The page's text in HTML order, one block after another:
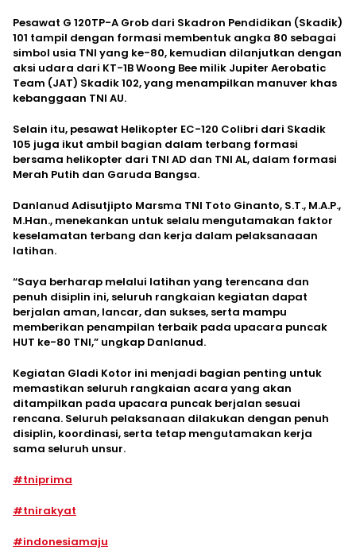
Pesawat G 120TP-A Grob dari Skadron Pendidikan (Skadik)
101 tampil dengan formasi membentuk angka 80 sebagai
simbol usia TNI yang ke-80, kemudian dilanjutkan dengan
aksi udara dari KT-1B Woong Bee milik Jupiter Aerobatic
Team (JAT) Skadik 102, yang menampilkan manuver khas
kebanggaan TNI AU.
Selain itu, pesawat Helikopter EC-120 Colibri dari Skadik
105 juga ikut ambil bagian dalam terbang formasi
bersama helikopter dari TNI AD dan TNI AL, dalam formasi
Merah Putih dan Garuda Bangsa.
Danlanud Adisutjipto Marsma TNI Toto Ginanto, S.T., M.A.P.,
M.Han., menekankan untuk selalu mengutamakan faktor
keselamatan terbang dan kerja dalam pelaksanaaan
latihan.
“Saya berharap melalui latihan yang terencana dan
penuh disiplin ini, seluruh rangkaian kegiatan dapat
berjalan aman, lancar, dan sukses, serta mampu
memberikan penampilan terbaik pada upacara puncak
HUT ke-80 TNI,” ungkap Danlanud.
Kegiatan Gladi Kotor ini menjadi bagian penting untuk
memastikan seluruh rangkaian acara yang akan
ditampilkan pada upacara puncak berjalan sesuai
rencana. Seluruh pelaksanaan dilakukan dengan penuh
disiplin, koordinasi, serta tetap mengutamakan kerja
sama seluruh unsur.
#tniprima
#tnirakyat
#indonesiamaju